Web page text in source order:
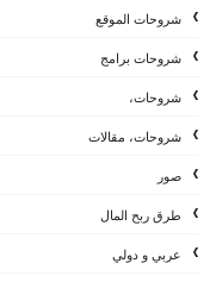
شروحات الموقع
شروحات برامج
شروحات،
شروحات، مقالات
صور
طرق ربح المال
عربي و دولي